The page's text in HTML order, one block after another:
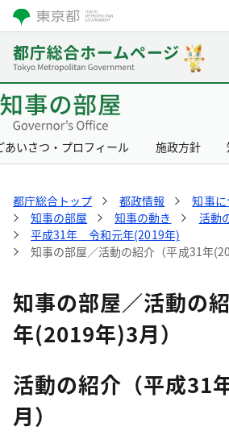
あいさつ・プロフィール 施政方針
都庁総合トップ 都政情報
知事
知事の部屋
知事の動き
活動
平成31年 令和元年(2019年)
知事の部屋／活動の紹介（平成31年
知事の部屋／活動の
年(2019年)3月）
活動の紹介（平成31
月）